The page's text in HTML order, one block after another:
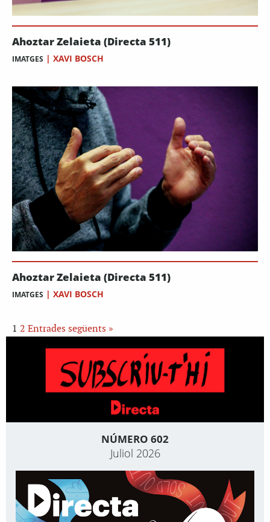
Ahoztar Zelaieta (Directa 511)
IMATGES | XAVI BOSCH
Ahoztar Zelaieta (Directa 511)
IMATGES | XAVI BOSCH
1 2 Entrades següents »
NÚMERO 602
Juliol 2026